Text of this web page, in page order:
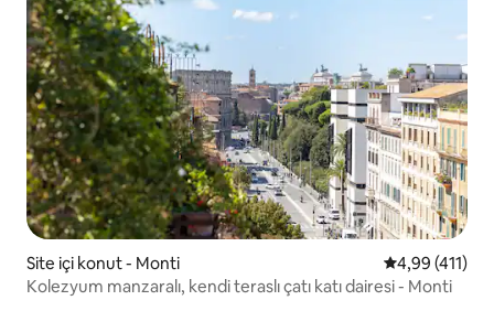
Site içi konut - Monti 5 üzerinden
4,99 (411)
Kolezyum manzaralı, kendi teraslı çatı katı dairesi - Monti